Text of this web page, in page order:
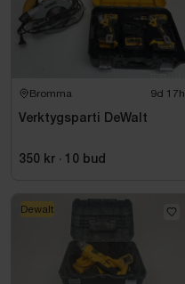
Bromma 9d 17h
Verktygsparti DeWalt
350 kr · 10 bud
Dewalt